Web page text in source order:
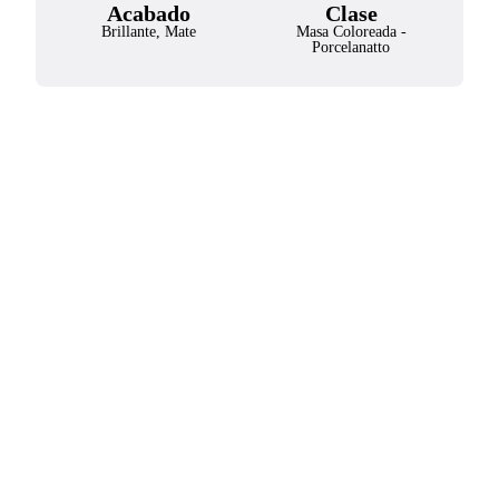
Acabado
Brillante, Mate
Clase
Masa Coloreada-
Porcelanatto